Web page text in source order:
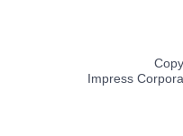
Impress